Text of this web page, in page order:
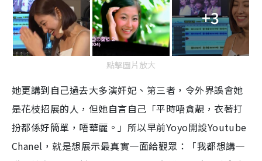
+3
點擊圖片放大
她更講到自己過去大多演奸妃、第三者，令外界誤會她
是花枝招展的人，但她自言自己「平時唔貪靚，衣著打
扮都係好簡單，唔華麗。」所以早前Yoyo開設Youtube
Chanel，就是想展示最真實一面給觀眾：「我都想講一